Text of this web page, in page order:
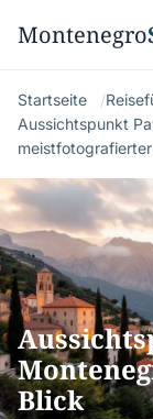
Montenegro
Startseite
Aussichtspunkt
Blick